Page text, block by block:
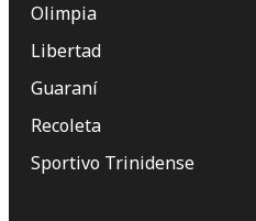
Olimpia
Libertad
Guaraní
Recoleta
Sportivo Trinidense